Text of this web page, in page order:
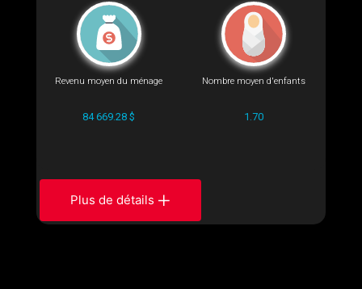
Revenu moyen du ménage
84 669.28 $
Nombre moyen d'enfants
1.70
Plus de détails